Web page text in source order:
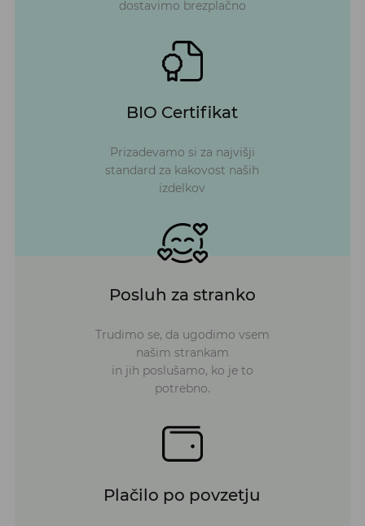
dostavimo brezplačno
BIO Certifikat
Prizadevamo si za najvišji
standard za kakovost naših
izdelkov
Posluh za stranko
Trudimo se, da ugodimo vsem
našim strankam
in jih poslušamo, ko je to
potrebno.
Plačilo po povzetju